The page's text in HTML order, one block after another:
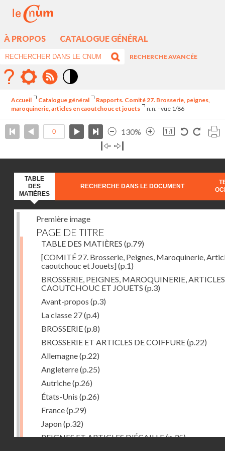
À PROPOS CATALOGUE GÉNÉRAL
RECHERCHE AVANCÉE
élévé
Accueil Catalogue général
Rapports. Comité 27. Brosserie, peignes,
maroquinerie, articles en caoutchouc et jouets
n.n. - vue 1/86
130%
TABLE
DES
MATIÈRES
RECHERCHE DANS LE DOCUMENT
Première image
PAGE DE TITRE
TABLE DES MATIÈRES (p.79)
[COMITÉ 27. Brosserie, Peignes, Maroquinerie,
caoutchouc et Jouets](p.1)
BROSSERIE, PEIGNES, MAROQUINERIE,
CAOUTCHOUC ET JOUETS (p.3)
Avant-propos (p.3)
La classe 27(p.4)
BROSSERIE(p.8)
BROSSERIE ET ARTICLES DE COIFFURE(p.22)
Allemagne(p.22)
Angleterre(p.25)
Autriche(p.26)
États-Unis (p.26)
France(p.29)
Japon(p.32)
PEIGNES ET ARTICLES D'ÉCAILLE(p.35)